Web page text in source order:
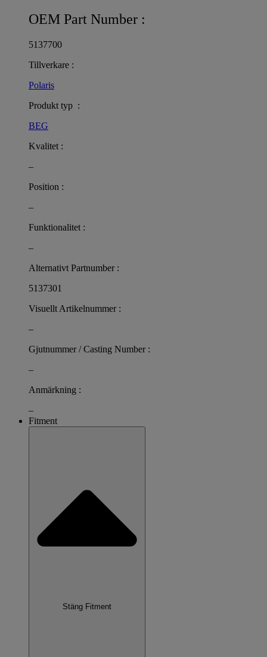
OEM Part Number :
5137700
Tillverkare :
Polaris
Produkt typ :
BEG
Kvalitet :
–
Position :
–
Funktionalitet :
–
Alternativt Partnumber :
5137301
Visuellt Artikelnummer :
–
Gjutnummer / Casting Number :
–
Anmärkning :
–
Fitment
Stäng Fitment